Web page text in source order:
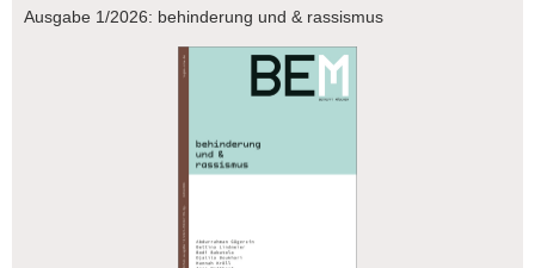
Ausgabe 1/2026: behinderung und & rassismus